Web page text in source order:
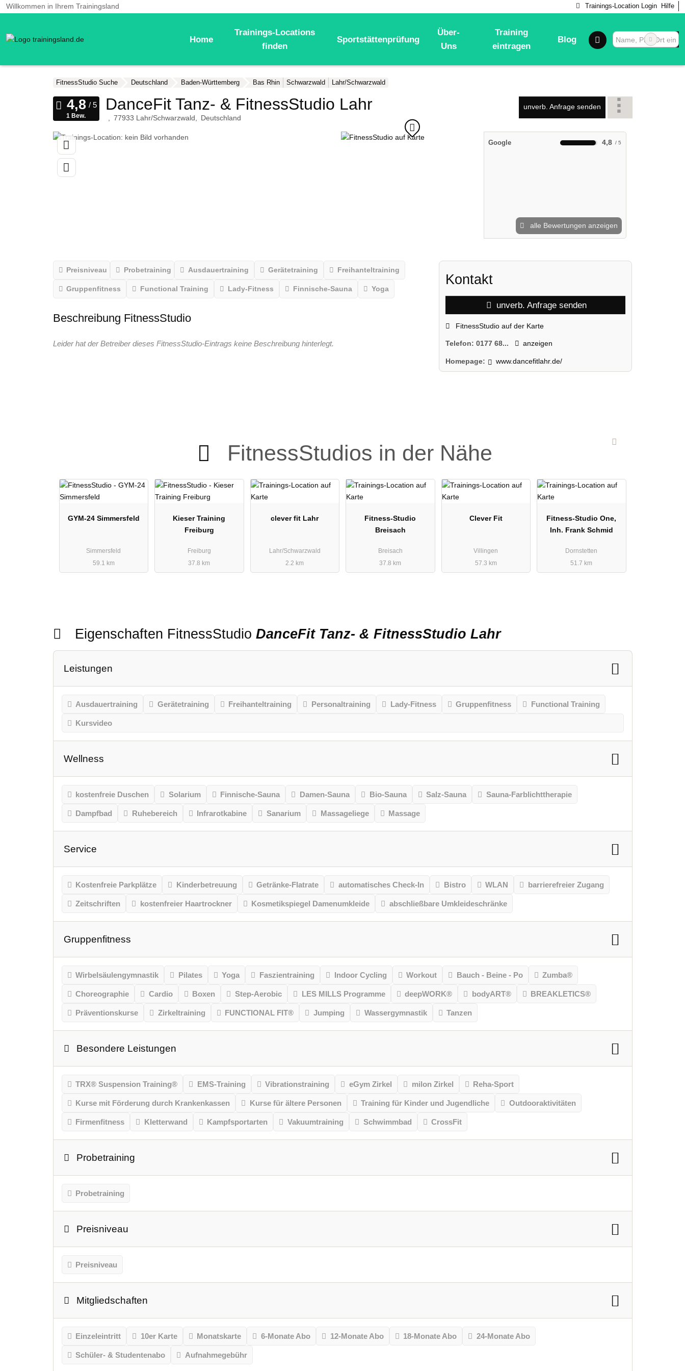
Willkommen in Ihrem Trainingsland Trainings-Location Login Hilfe
Home
Trainings-Locations
finden
Sportstättenprüfung
Über-
Uns
Training
eintragen
Blog
FitnessStudio Suche Deutschland Baden-Württemberg Bas Rhin Schwarzwald Lahr/Schwarzwald
DanceFit Tanz- & FitnessStudio Lahr
77933 Lahr/Schwarzwald Deutschland
unverb. Anfrage senden
1 Bew.
Google 4,8
alle Bewertungen anzeigen
Preisniveau Probetraining Ausdauertraining Gerätetraining Freihanteltraining
Gruppenfitness Functional Training Lady-Fitness Finnische-Sauna Yoga
Beschreibung FitnessStudio
Leider hat der Betreiber dieses FitnessStudio-Eintrags keine Beschreibung hinterlegt.
Kontakt
unverb. Anfrage senden
FitnessStudio auf der Karte
Telefon:0177 68... anzeigen
Homepage: www.dancefitlahr.de/
FitnessStudios in der Nähe
GYM-24 Simmersfeld
Simmersfeld
59.1 km
Kieser Training
Freiburg
Freiburg
37.8 km
clever fit Lahr
Lahr/Schwarzwald
2.2 km
Fitness-Studio
Breisach
Breisach
37.8 km
Clever Fit
Villingen
57.3 km
Fitness-Studio One,
Inh. Frank Schmid
Dornstetten
51.7 km
Eigenschaften FitnessStudioDanceFit Tanz- & FitnessStudio Lahr
Leistungen
Ausdauertraining Gerätetraining Freihanteltraining Personaltraining Lady-Fitness Gruppenfitness Functional Training
Kursvideo
Wellness
kostenfreie Duschen Solarium Finnische-Sauna Damen-Sauna Bio-Sauna Salz-Sauna Sauna-Farblichttherapie
Dampfbad Ruhebereich Infrarotkabine Sanarium Massageliege Massage
Service
Kostenfreie Parkplätze Kinderbetreuung Getränke-Flatrate automatisches Check-In Bistro WLAN barrierefreier Zugang
Zeitschriften kostenfreier Haartrockner Kosmetikspiegel Damenumkleide abschließbare Umkleideschränke
Gruppenfitness
Wirbelsäulengymnastik Pilates Yoga Faszientraining Indoor Cycling Workout Bauch - Beine - Po Zumba®
Choreographie Cardio Boxen Step-Aerobic LES MILLS Programme deepWORK® bodyART® BREAKLETICS®
Präventionskurse Zirkeltraining FUNCTIONAL FIT® Jumping Wassergymnastik Tanzen
Besondere Leistungen
TRX® Suspension Training® EMS-Training Vibrationstraining eGym Zirkel milon Zirkel Reha-Sport
Kurse mit Förderung durch Krankenkassen Kurse für ältere Personen Training für Kinder und Jugendliche Outdooraktivitäten
Firmenfitness Kletterwand Kampfsportarten Vakuumtraining Schwimmbad CrossFit
Probetraining
Probetraining
Preisniveau
Preisniveau
Mitgliedschaften
Einzeleintritt 10er Karte Monatskarte 6-Monate Abo 12-Monate Abo 18-Monate Abo 24-Monate Abo
Schüler- & Studentenabo Aufnahmegebühr